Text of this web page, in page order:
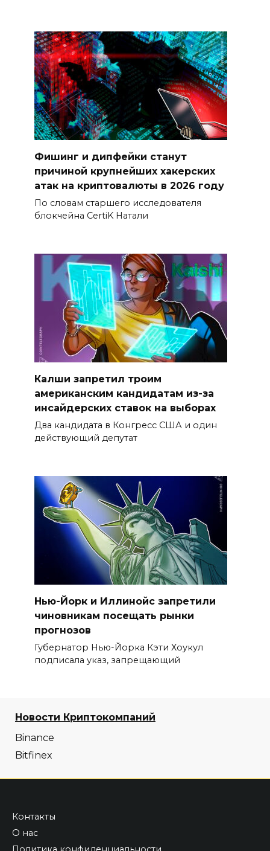
Фишинг и дипфейки станут
причиной крупнейших хакерских
атак на криптовалюты в 2026 году
По словам старшего исследователя
блокчейна CertiK Натали
Калши запретил троим
американским кандидатам из-за
инсайдерских ставок на выборах
Два кандидата в Конгресс США и один
действующий депутат
Нью-Йорк и Иллинойс запретили
чиновникам посещать рынки
прогнозов
Губернатор Нью-Йорка Кэти Хоукул
подписала указ, запрещающий
Новости Криптокомпаний
Binance
Bitfinex
Контакты
О нас